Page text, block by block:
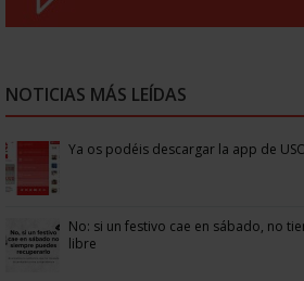
NOTICIAS MÁS LEÍDAS
Ya os podéis descargar la app de
No: si un festivo cae en sábado, no
libre